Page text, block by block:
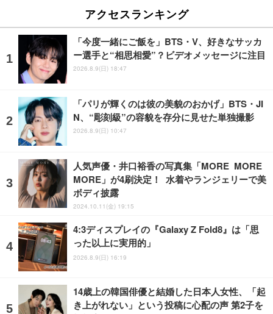
アクセスランキング
「今度一緒にご飯を」BTS・V、好きなサッカ
ー選手と“相思相愛”？ビデオメッセージに注目
2026.8.9(日) 18:47
「パリが輝くのは彼の美貌のおかげ」BTS・JI
N、“彫刻級”の容貌を存分に見せた単独撮影
2026.8.9(日) 10:47
人気声優・井口裕香の写真集「MORE MORE
MORE」が4刷決定！ 水着やランジェリーで美
ボディ披露
2024.10.11(金) 19:15
4:3ディスプレイの『Galaxy Z Fold8』は「思
った以上に実用的」
2026.8.9(日) 16:19
14歳上の韓国俳優と結婚した日本人女性、「起
き上がれない」という投稿に心配の声 第2子を